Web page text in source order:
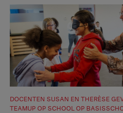
DOCENTEN SUSAN EN THERÈSE
TEAMUP OP SCHOOL OP